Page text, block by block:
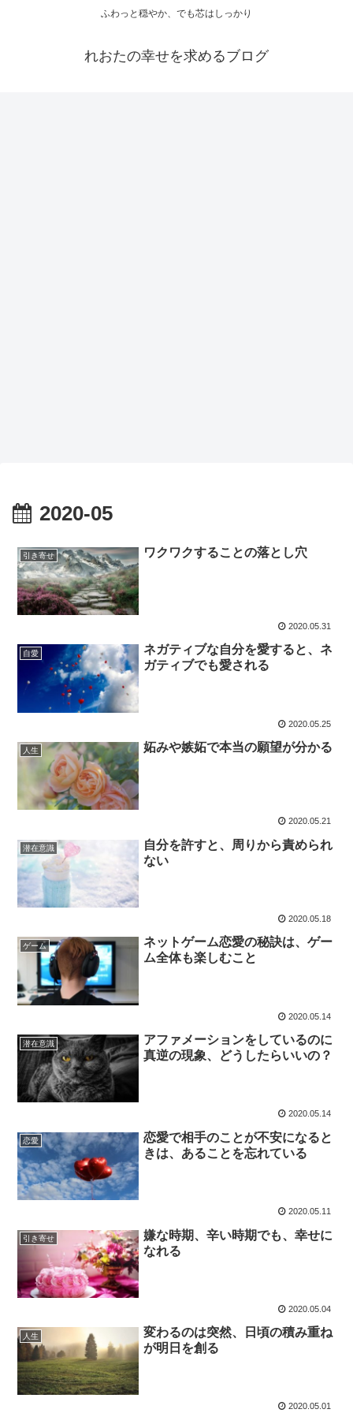
ふわっと穏やか、でも芯はしっかり
れおたの幸せを求めるブログ
2020-05
引き寄せ ワクワクすることの落とし穴
2020.05.31
自愛
ネガティブな自分を愛すると、ネ
ガティブでも愛される
2020.05.25
人生 妬みや嫉妬で本当の願望が分かる
2020.05.21
潜在意識
自分を許すと、周りから責められ
ない
2020.05.18
ゲーム
ネットゲーム恋愛の秘訣は、ゲー
ム全体も楽しむこと
2020.05.14
潜在意識
アファメーションをしているのに
真逆の現象、どうしたらいいの？
2020.05.14
恋愛
恋愛で相手のことが不安になると
きは、あることを忘れている
2020.05.11
引き寄せ
嫌な時期、辛い時期でも、幸せに
なれる
2020.05.04
人生
変わるのは突然、日頃の積み重ね
が明日を創る
2020.05.01